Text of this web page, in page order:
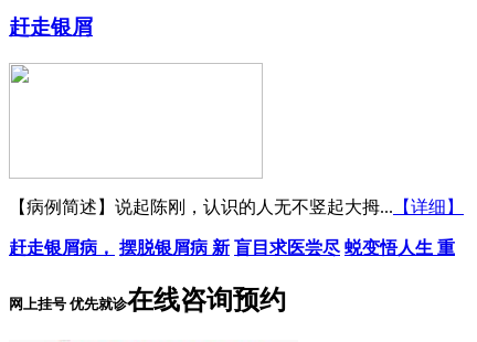
赶走银屑
【病例简述】说起陈刚，认识的人无不竖起大拇... 【详细】
赶走银屑病， 摆脱银屑病 新 盲目求医尝尽 蜕变悟人生 重
网上挂号 优先就诊在线咨询预约